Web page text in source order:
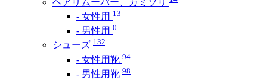
- 女性用 13
- 男性用 0
シューズ 132
- 女性用靴 94
- 男性用靴 98